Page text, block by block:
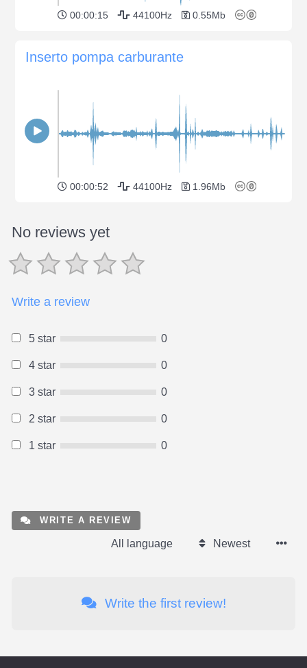
00:00:15 44100Hz 0.55Mb
Inserto pompa carburante
00:00:52 44100Hz 1.96Mb
No reviews yet
Write a review
5 star 0
4 star 0
3 star 0
2 star 0
1 star 0
WRITE A REVIEW
All language Newest
Write the first review!